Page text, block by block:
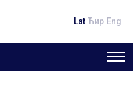
Lat Ћир Eng